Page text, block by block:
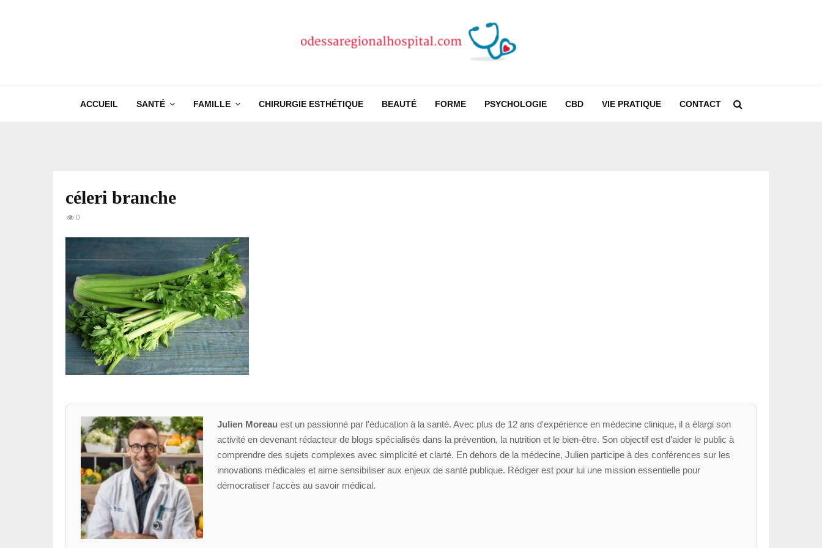
ACCUEIL SANTÉ FAMILLE CHIRURGIE ESTHÉTIQUE BEAUTÉ FORME PSYCHOLOGIE CBD VIE PRATIQUE CONTACT
céleri branche
0
Julien Moreau est un passionné par l'éducation à la santé. Avec plus de 12 ans d'expérience en médecine clinique, il a élargi son
activité en devenant rédacteur de blogs spécialisés dans la prévention, la nutrition et le bien-être. Son objectif est d’aider le public à
comprendre des sujets complexes avec simplicité et clarté. En dehors de la médecine, Julien participe à des conférences sur les
innovations médicales et aime sensibiliser aux enjeux de santé publique. Rédiger est pour lui une mission essentielle pour
démocratiser l'accès au savoir médical.